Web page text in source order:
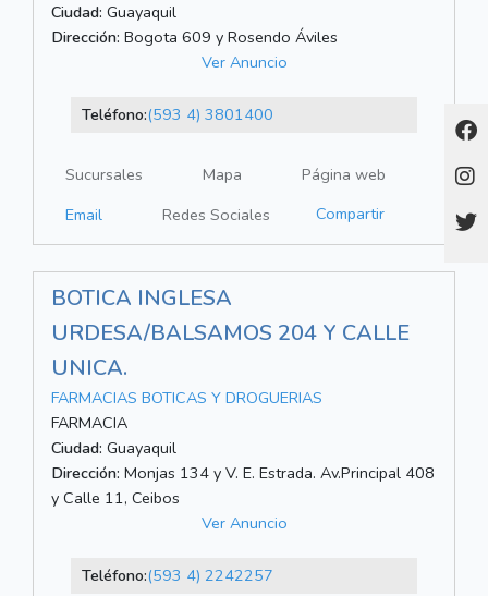
Ciudad: Guayaquil
Dirección: Bogota 609 y Rosendo Áviles
Ver Anuncio
Teléfono:(593 4) 3801400
Sucursales Mapa
Página web
Email
Redes Sociales Compartir
BOTICA INGLESA
URDESA/BALSAMOS 204 Y CALLE
UNICA.
FARMACIAS BOTICAS Y DROGUERIAS
FARMACIA
Ciudad: Guayaquil
Dirección: Monjas 134 y V. E. Estrada. Av.Principal 408
y Calle 11, Ceibos
Ver Anuncio
Teléfono:(593 4) 2242257